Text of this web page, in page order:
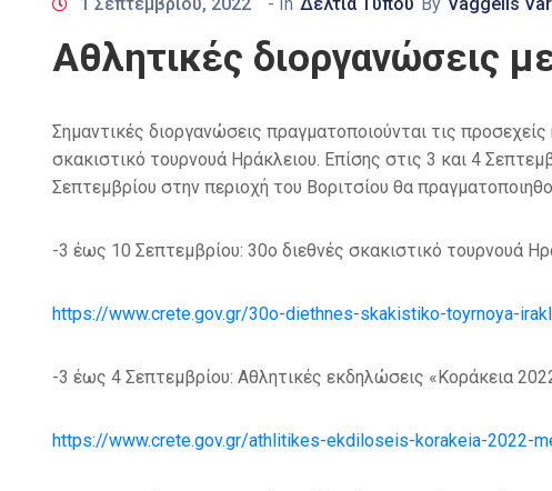
Αθλητικές διοργανώσεις
Σημαντικές διοργανώσεις πραγματοποιούνται τις
σκακιστικό τουρνουά Ηράκλειου. Επίσης στις 3 και 4
Σεπτεμβρίου στην περιοχή του Βοριτσίου θα
-3 έως 10 Σεπτεμβρίου: 30o διεθνές σκακιστικό τουρνουά
https://www.crete.gov.gr/30o-diethnes-skakistiko-toyrnoya-
-3 έως 4 Σεπτεμβρίου: Αθλητικές εκδηλώσεις «Κοράκεια
https://www.crete.gov.gr/athlitikes-ekdiloseis-korakeia-2022-